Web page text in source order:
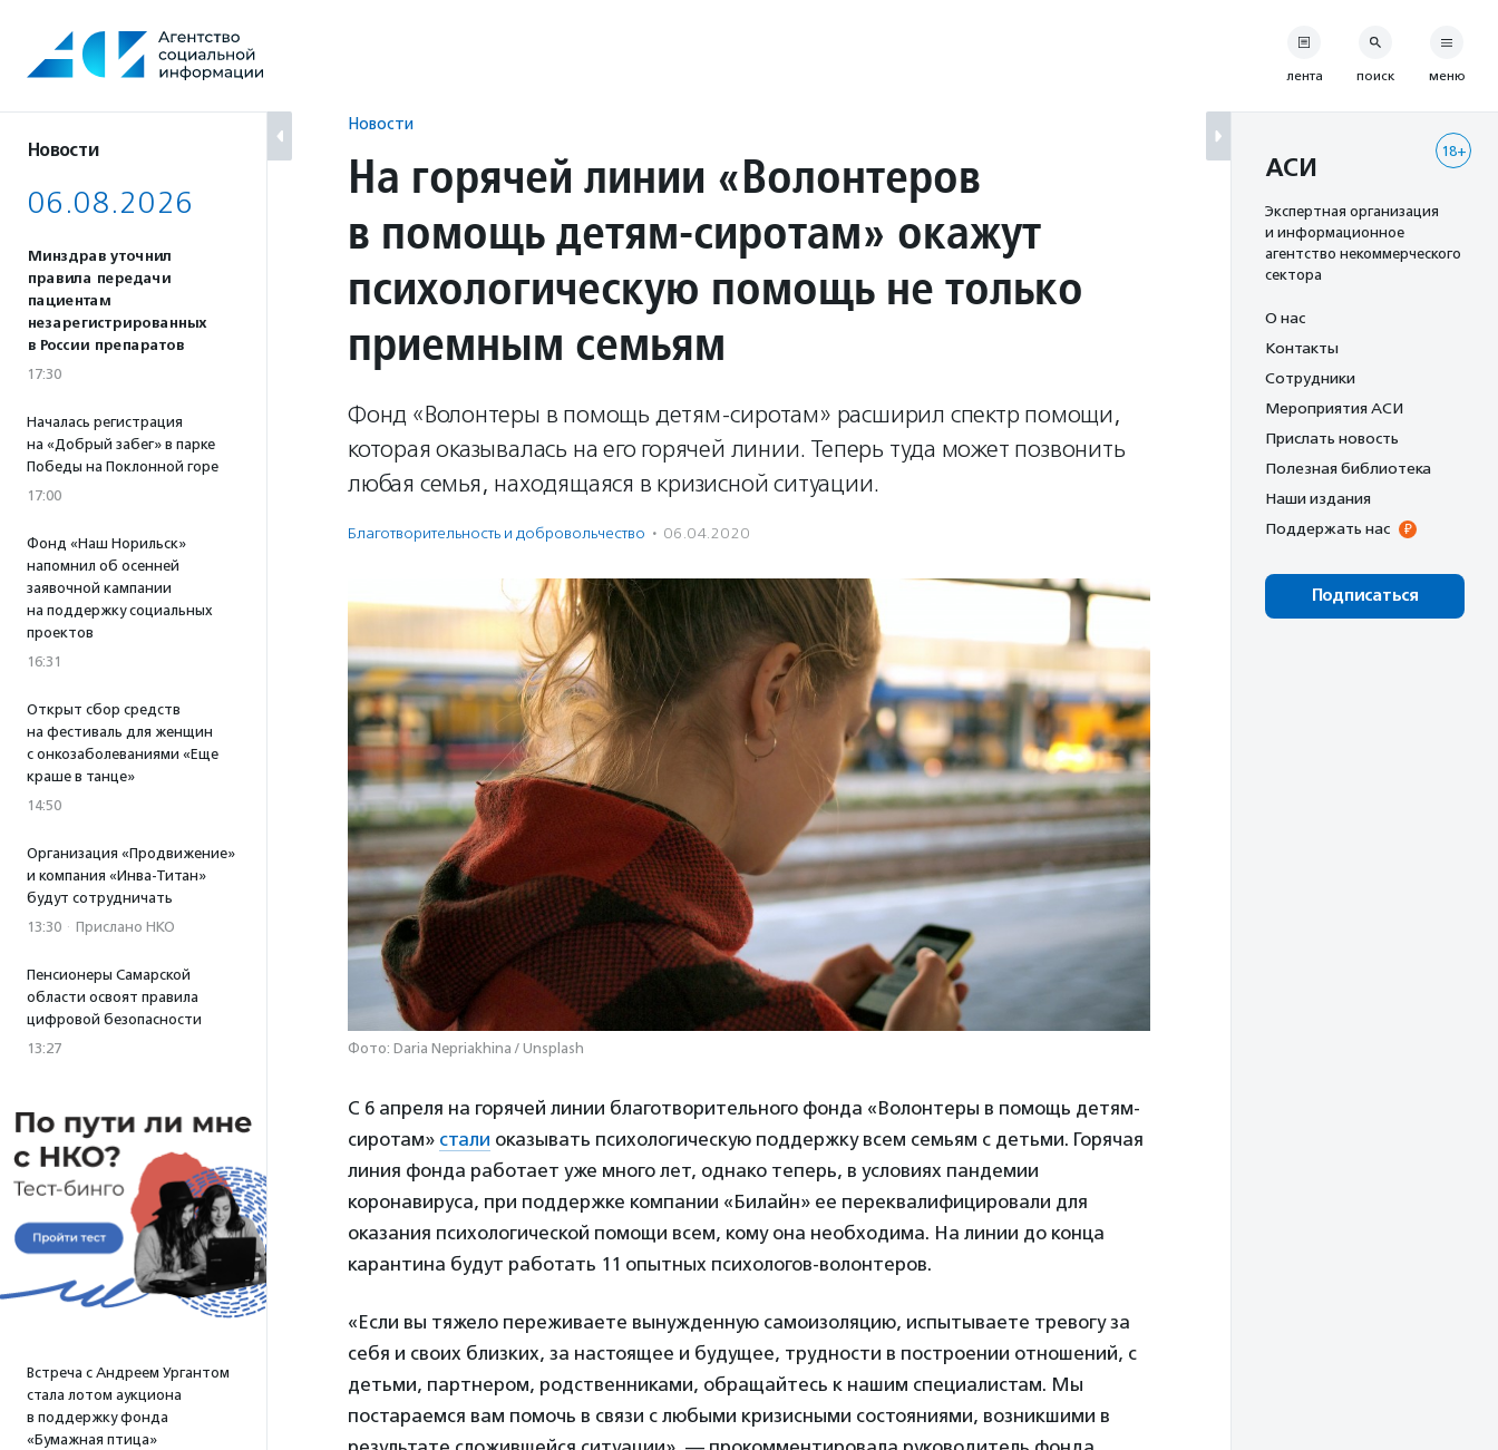
содержанию
Новости
06.08.2026
Минздрав уточнил
правила передачи
пациентам
незарегистрированных
в России препаратов
17:30
Началась регистрация
на «Добрый забег» в парке
Победы на Поклонной горе
17:00
Фонд «Наш Норильск»
напомнил об осенней
заявочной кампании
на поддержку социальных
проектов
16:31
Открыт сбор средств
на фестиваль для женщин
с онкозаболеваниями «Еще
краше в танце»
14:50
Организация «Продвижение»
и компания «Инва-Титан»
будут сотрудничать
13:30 · Прислано НКО
Пенсионеры Самарской
области освоят правила
цифровой безопасности
13:27
Встреча с Андреем Ургантом
стала лотом аукциона
в поддержку фонда
«Бумажная птица»
Новости
На горячей линии «Волонтеров
в помощь детям-сиротам» окажут
психологическую помощь не только
приемным семьям
Фонд «Волонтеры в помощь детям-сиротам» расширил спектр помощи,
которая оказывалась на его горячей линии. Теперь туда может позвонить
любая семья, находящаяся в кризисной ситуации.
Благотвори­тель­ность и доброволь­чест­во · 06.04.2020
Фото: Daria Nepriakhina / Unsplash
С 6 апреля на горячей линии благотворительного фонда «Волонтеры в помощь детям-
сиротам» стали оказывать психологическую поддержку всем семьям с детьми. Горячая
линия фонда работает уже много лет, однако теперь, в условиях пандемии
коронавируса, при поддержке компании «Билайн» ее переквалифицировали для
оказания психологической помощи всем, кому она необходима. На линии до конца
карантина будут работать 11 опытных психологов-волонтеров.
«Если вы тяжело переживаете вынужденную самоизоляцию, испытываете тревогу за
себя и своих близких, за настоящее и будущее, трудности в построении отношений, с
детьми, партнером, родственниками, обращайтесь к нашим специалистам. Мы
постараемся вам помочь в связи с любыми кризисными состояниями, возникшими в
лента поиск меню
18+
АСИ
Экспертная организация
и информационное
агентство некоммерческого
сектора
О нас
Контакты
Сотрудники
Мероприятия АСИ
Прислать новость
Полезная библиотека
Наши издания
Поддержать нас
Подписаться